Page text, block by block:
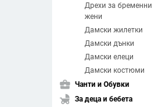
Дрехи за бременни
жени
Дамски жилетки
Дамски дънки
Дамски елеци
Дамски костюми
business_center Чанти и Обувки
child_friendly За деца и бебета